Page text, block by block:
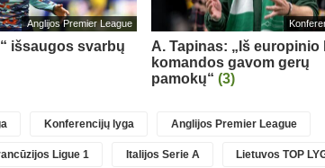
Anglijos Premier League
išsaugos svarbų
A. Tapinas: „Iš europinio
komandos gavom gerų
pamokų“ (3)
Konferencijų lyga Anglijos Premier League
Ligue 1 Italijos Serie A Lietuvos TOP